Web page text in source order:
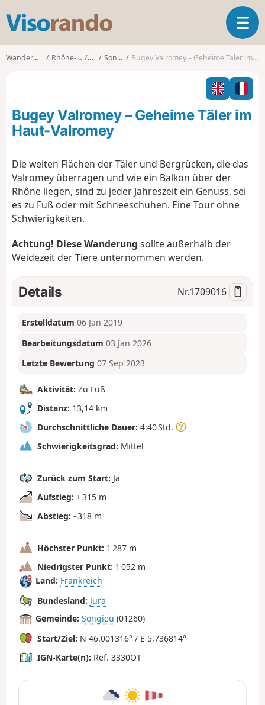
s
o
o
T
o
g
l
n
a
a
i
Wanderungen Rhône-Alpes Ain Songieu Bugey Valromey – Geheime Täler im Haut-Valromey
Bugey Valromey – Geheime Täler im
Haut-Valromey
Die weiten Flächen der Täler und Bergrücken, die das
Valromey überragen und wie ein Balkon über der
Rhône liegen, sind zu jeder Jahreszeit ein Genuss, sei
es zu Fuß oder mit Schneeschuhen. Eine Tour ohne
Schwierigkeiten.
Achtung! Diese Wanderung sollte außerhalb der
Weidezeit der Tiere unternommen werden.
Details Nr.1709016
Erstelldatum 06 Jan 2019
Bearbeitungsdatum 03 Jan 2026
Letzte Bewertung 07 Sep 2023
Aktivität: Zu Fuß
Distanz: 13,14 km
Durchschnittliche Dauer: 4:40 Std.
Schwierigkeitsgrad: Mittel
Zurück zum Start: Ja
Aufstieg: + 315 m
Abstieg: - 318 m
Höchster Punkt: 1 287 m
Niedrigster Punkt: 1 052 m
Land: Frankreich
Bundesland: Jura
Gemeinde: Songieu (01260)
Start/Ziel: N 46.001316° / E 5.736814°
IGN-Karte(n): Ref. 3330OT